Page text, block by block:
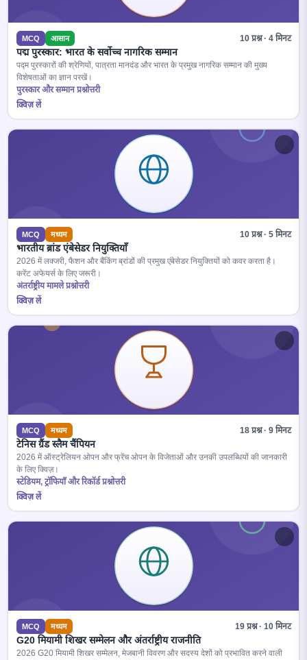
MCQ आसान 10 प्रश्न · 4 मिनट
पद्म पुरस्कार: भारत के सर्वोच्च नागरिक सम्मान
पद्म पुरस्कारों की श्रेणियों, पात्रता मानदंड और भारत के प्रमुख नागरिक सम्मान की मुख्य
विशेषताओं का ज्ञान परखें।
पुरस्कार और सम्मान प्रश्नोत्तरी
क्विज़ लें
MCQ मध्यम 10 प्रश्न · 5 मिनट
भारतीय ब्रांड एंबेसेडर नियुक्तियाँ
2026 में लक्जरी, फैशन और बैंकिंग ब्रांडों की प्रमुख एंबेसेडर नियुक्तियों को कवर करता है।
करेंट अफेयर्स के लिए जरूरी।
अंतर्राष्ट्रीय मामले प्रश्नोत्तरी
क्विज़ लें
MCQ मध्यम 18 प्रश्न · 9 मिनट
टेनिस ग्रैंड स्लैम चैंपियन
2026 में ऑस्ट्रेलियन ओपन और फ्रेंच ओपन के विजेताओं और उनकी उपलब्धियों की जानकारी
के लिए क्विज़।
स्टेडियम, ट्रॉफियाँ और रिकॉर्ड प्रश्नोत्तरी
क्विज़ लें
MCQ मध्यम 19 प्रश्न · 10 मिनट
G20 मियामी शिखर सम्मेलन और अंतर्राष्ट्रीय राजनीति
2026 G20 मियामी शिखर सम्मेलन, मेजबानी विवरण और सदस्य देशों को प्रभावित करने वाली